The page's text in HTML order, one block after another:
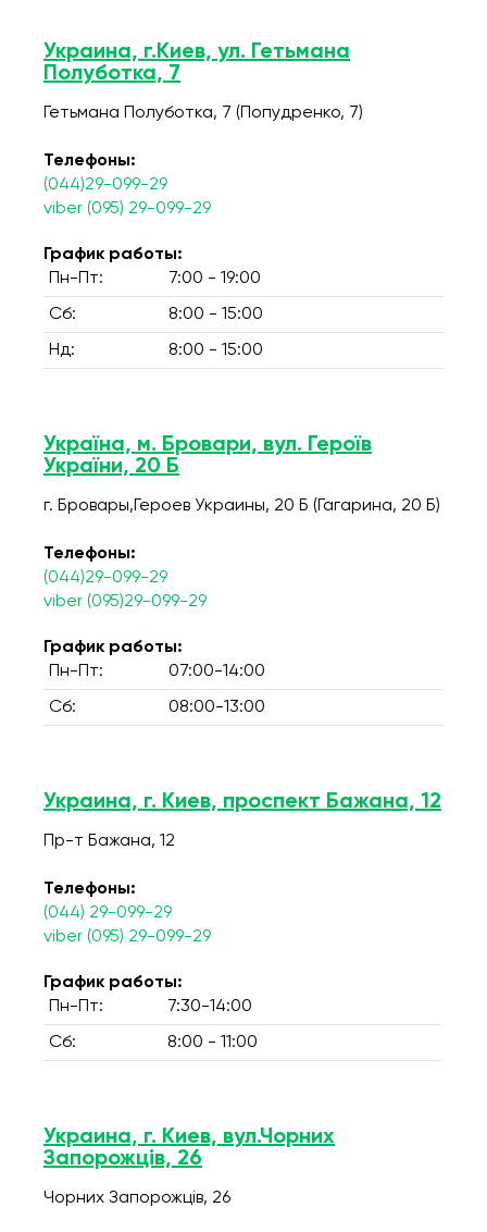
Украина, г.Киев, ул. Гетьмана
Полуботка, 7
Гетьмана Полуботка, 7 (Попудренко, 7)
Телефоны:
(044)29-099-29
viber (095) 29-099-29
График работы:
Пн-Пт:
7:00 - 19:00
Сб: 8:00 - 15:00
Нд: 8:00 - 15:00
Україна, м. Бровари, вул. Героїв
України, 20 Б
г. Бровары,Героев Украины, 20 Б (Гагарина, 20 Б)
Телефоны:
(044)29-099-29
viber (095)29-099-29
График работы:
Пн-Пт:
07:00-14:00
Сб: 08:00-13:00
Украина, г. Киев, проспект Бажана, 12
Пр-т Бажана, 12
Телефоны:
(044) 29-099-29
viber (095) 29-099-29
График работы:
Пн-Пт:
7:30-14:00
Сб: 8:00 - 11:00
Украина, г. Киев, вул.Чорних
Запорожців, 26
Чорних Запорожців, 26